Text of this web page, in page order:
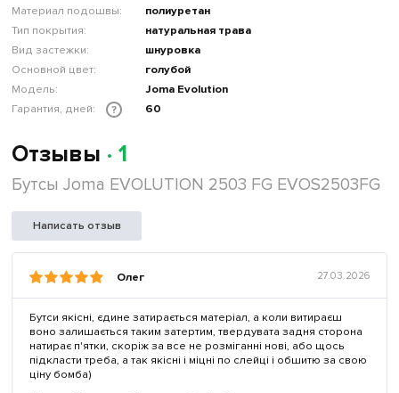
Материал подошвы:
полиуретан
Тип покрытия:
натуральная трава
Вид застежки:
шнуровка
Основной цвет:
голубой
Модель:
Joma Evolution
Гарантия, дней:
? 60
Отзывы · 1
Бутсы Joma EVOLUTION 2503 FG EVOS2503FG
Написать отзыв
Олег 27.03.2026
Бутси якісні, єдине затирається матеріал, а коли витираєш
воно залишається таким затертим, твердувата задня сторона
натирає п'ятки, скоріж за все не розміганні нові, або щось
підкласти треба, а так якісні і міцні по слейці і обшитю за свою
ціну бомба)